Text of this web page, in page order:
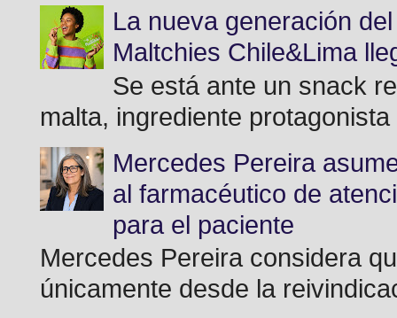
La nueva generación
Maltchies Chile&Lima
Se está ante un snack
malta, ingrediente
Mercedes Pereira
al farmacéutico de
para el paciente
Mercedes Pereira considera
únicamente desde la